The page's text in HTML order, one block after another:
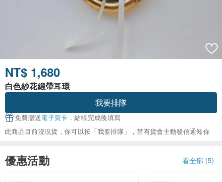
NT$ 1,680
白色紗花緞帶耳環
我要排隊
免費贈送電子賀卡 ，結帳完成後填寫
此商品目前沒現貨，你可以按「我要排隊」，當有貨會主動發信通知你
優惠活動 看全部 (5)